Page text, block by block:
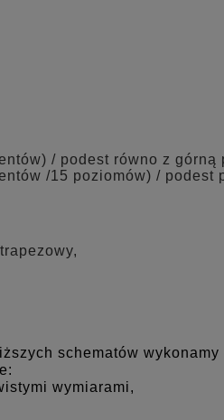
/ podest równo z górną
/15 poziomów) / podest
schematów
wymiarami,